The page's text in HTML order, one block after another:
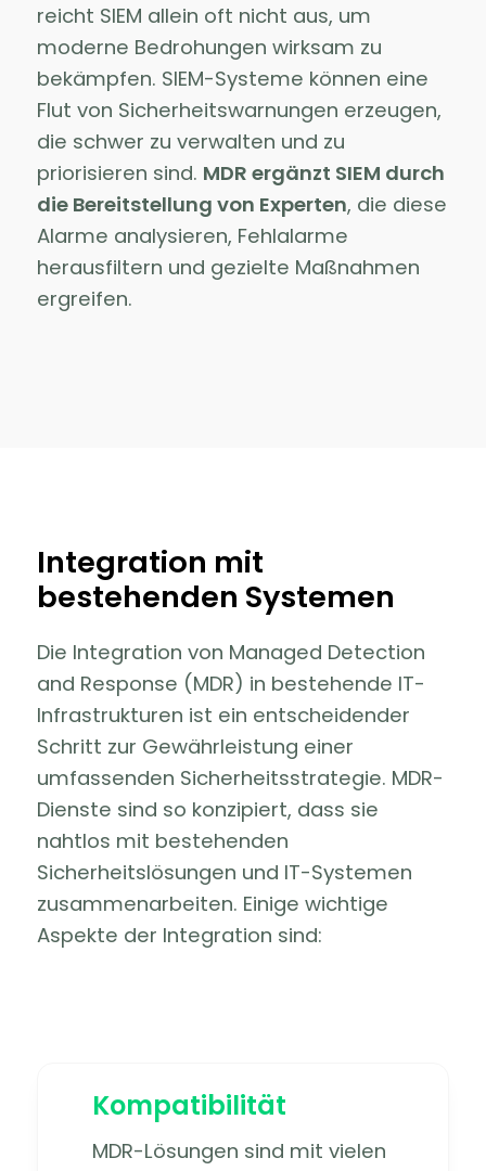
reicht SIEM allein oft nicht aus, um
moderne Bedrohungen wirksam zu
bekämpfen. SIEM-Systeme können eine
Flut von Sicherheitswarnungen erzeugen,
die schwer zu verwalten und zu
priorisieren sind. MDR ergänzt SIEM durch
die Bereitstellung von Experten, die diese
Alarme analysieren, Fehlalarme
herausfiltern und gezielte Maßnahmen
ergreifen.
Integration mit
bestehenden Systemen
Die Integration von Managed Detection
and Response (MDR) in bestehende IT-
Infrastrukturen ist ein entscheidender
Schritt zur Gewährleistung einer
umfassenden Sicherheitsstrategie. MDR-
Dienste sind so konzipiert, dass sie
nahtlos mit bestehenden
Sicherheitslösungen und IT-Systemen
zusammenarbeiten. Einige wichtige
Aspekte der Integration sind:
Kompatibilität
MDR-Lösungen sind mit vielen